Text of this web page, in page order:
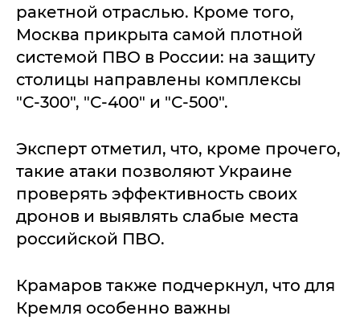
ракетной отраслью. Кроме того,
Москва прикрыта самой плотной
системой ПВО в России: на защиту
столицы направлены комплексы
"С-300", "С-400" и "С-500".
Эксперт отметил, что, кроме прочего,
такие атаки позволяют Украине
проверять эффективность своих
дронов и выявлять слабые места
российской ПВО.
Крамаров также подчеркнул, что для
Кремля особенно важны